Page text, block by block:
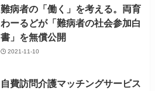
難病者の「働く」を考える。両育
わーるどが「難病者の社会参加白
書」を無償公開
2021-11-10
自費訪問介護マッチングサービス